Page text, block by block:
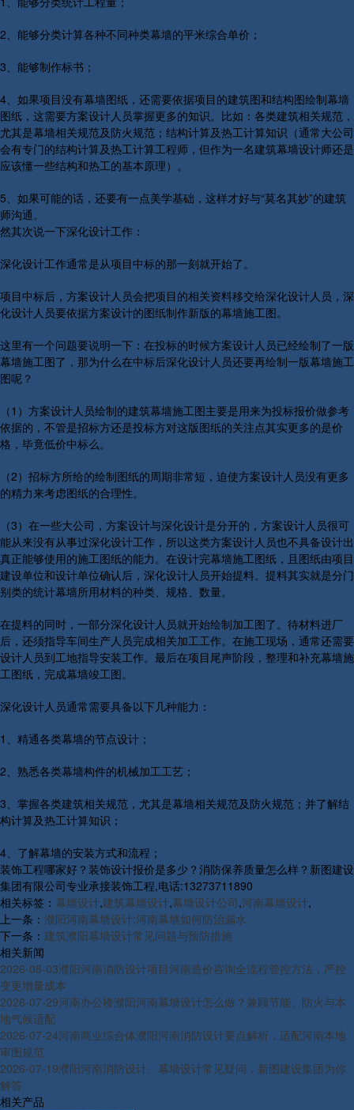
2、能够分类计算各种不同种类幕墙的平米综合单价；
3、能够制作标书；
4、如果项目没有幕墙图纸，还需要依据项目的建筑图和结构图绘制幕墙
图纸，这需要方案设计人员掌握更多的知识。比如：各类建筑相关规范，
尤其是幕墙相关规范及防火规范；结构计算及热工计算知识（通常大公司
会有专门的结构计算及热工计算工程师，但作为一名建筑幕墙设计师还是
应该懂一些结构和热工的基本原理）。
5、如果可能的话，还要有一点美学基础，这样才好与“莫名其妙”的建筑
师沟通。
然其次说一下深化设计工作：
深化设计工作通常是从项目中标的那一刻就开始了。
项目中标后，方案设计人员会把项目的相关资料移交给深化设计人员，深
化设计人员要依据方案设计的图纸制作新版的幕墙施工图。
这里有一个问题要说明一下：在投标的时候方案设计人员已经绘制了一版
幕墙施工图了，那为什么在中标后深化设计人员还要再绘制一版幕墙施工
图呢？
（1）方案设计人员绘制的建筑幕墙施工图主要是用来为投标报价做参考
依据的，不管是招标方还是投标方对这版图纸的关注点其实更多的是价
格，毕竟低价中标么。
（2）招标方所给的绘制图纸的周期非常短，迫使方案设计人员没有更多
的精力来考虑图纸的合理性。
（3）在一些大公司，方案设计与深化设计是分开的，方案设计人员很可
能从来没有从事过深化设计工作，所以这类方案设计人员也不具备设计出
真正能够使用的施工图纸的能力。在设计完幕墙施工图纸，且图纸由项目
建设单位和设计单位确认后，深化设计人员开始提料。提料其实就是分门
别类的统计幕墙所用材料的种类、规格、数量。
在提料的同时，一部分深化设计人员就开始绘制加工图了。待材料进厂
后，还须指导车间生产人员完成相关加工工作。在施工现场，通常还需要
设计人员到工地指导安装工作。最后在项目尾声阶段，整理和补充幕墙施
工图纸，完成幕墙竣工图。
深化设计人员通常需要具备以下几种能力：
1、精通各类幕墙的节点设计；
2、熟悉各类幕墙构件的机械加工工艺；
3、掌握各类建筑相关规范，尤其是幕墙相关规范及防火规范；并了解结
构计算及热工计算知识；
4、了解幕墙的安装方式和流程；
装饰工程哪家好？装饰设计报价是多少？消防保养质量怎么样？新图建设
集团有限公司专业承接装饰工程,电话:13273711890
相关标签： 幕墙设计,建筑幕墙设计,幕墙设计公司,河南幕墙设计,
上一条： 濮阳河南幕墙设计:河南幕墙如何防治漏水
下一条： 建筑濮阳幕墙设计常见问题与预防措施
相关新闻
2026-08-03濮阳河南消防设计项目河南造价咨询全流程管控方法，严控
变更增量成本
2026-07-29河南办公楼濮阳河南幕墙设计怎么做？兼顾节能、防火与本
地气候适配
2026-07-24河南商业综合体濮阳河南消防设计要点解析，适配河南本地
审图规范
2026-07-19濮阳河南消防设计、幕墙设计常见疑问，新图建设集团为你
解答
相关产品